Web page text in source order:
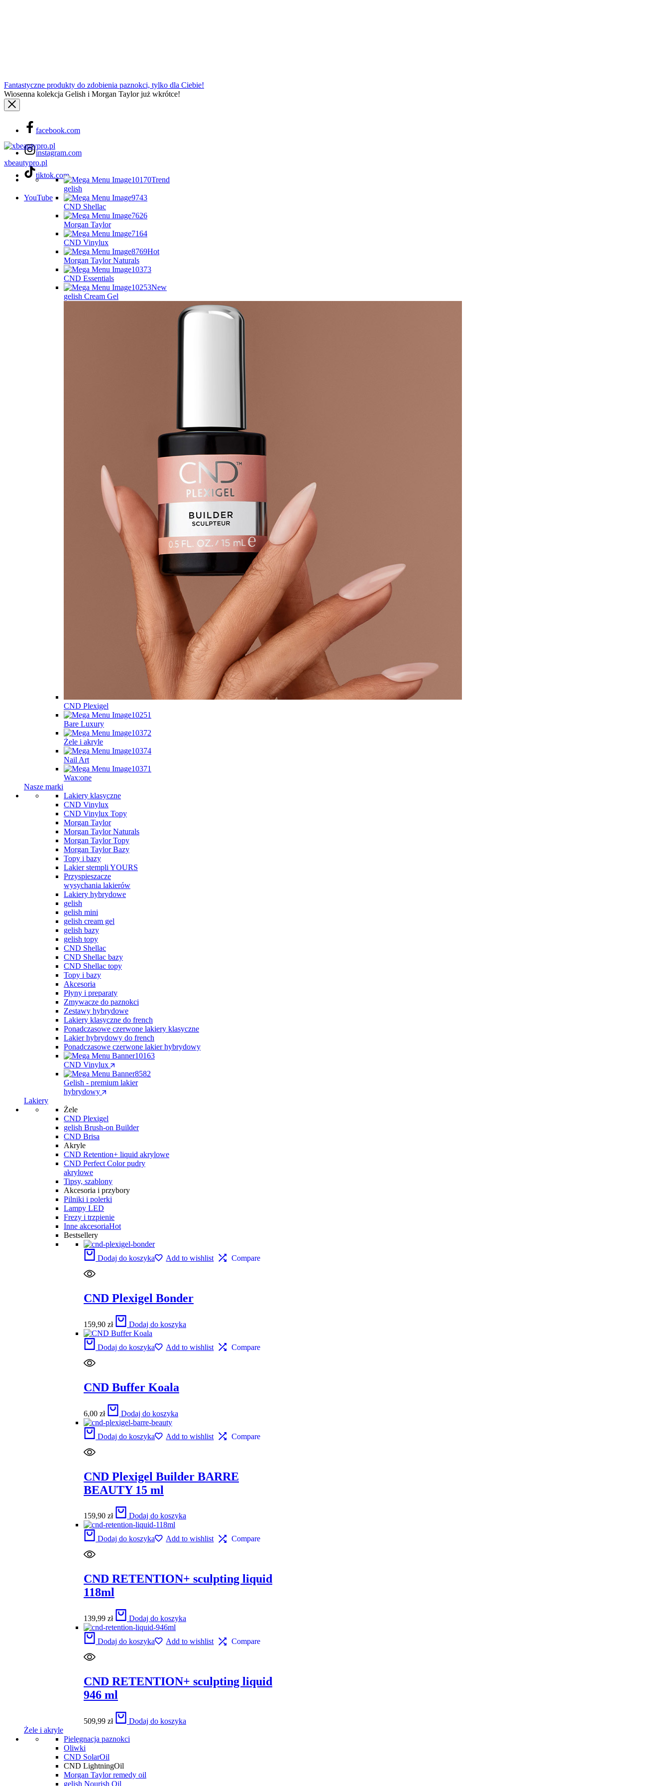
Fantastyczne produkty do zdobienia paznokci, tylko dla Ciebie!
Wiosenna kolekcja Gelish i Morgan Taylor już wkrótce!
facebook.com
instagram.com
tiktok.com
YouTube
xbeautypro.pl
Trend
gelish
CND Shellac
Morgan Taylor
CND Vinylux
Hot
Morgan Taylor Naturals
CND Essentials
New
gelish Cream Gel
CND Plexigel
Bare Luxury
Żele i akryle
Nail Art
Wax:one
Nasze marki
Lakiery klasyczne
CND Vinylux
CND Vinylux Topy
Morgan Taylor
Morgan Taylor Naturals
Morgan Taylor Topy
Morgan Taylor Bazy
Topy i bazy
Lakier stempli YOURS
Przyspieszacze
wysychania lakierów
Lakiery hybrydowe
gelish
gelish mini
gelish cream gel
gelish bazy
gelish topy
CND Shellac
CND Shellac bazy
CND Shellac topy
Topy i bazy
Akcesoria
Płyny i preparaty
Zmywacze do paznokci
Zestawy hybrydowe
Lakiery klasyczne do french
Ponadczasowe czerwone lakiery klasyczne
Lakier hybrydowy do french
Ponadczasowe czerwone lakier hybrydowy
CND Vinylux
Gelish - premium lakier
hybrydowy
Lakiery
Żele
CND Plexigel
gelish Brush-on Builder
CND Brisa
Akryle
CND Retention+ liquid akrylowe
CND Perfect Color pudry
akrylowe
Tipsy, szablony
Akcesoria i przybory
Pilniki i polerki
Lampy LED
Frezy i trzpienie
Inne akcesoriaHot
Bestsellery
Dodaj do koszyka Add to wishlist Compare
CND Plexigel Bonder
159,90 zł Dodaj do koszyka
Dodaj do koszyka Add to wishlist Compare
CND Buffer Koala
6,00 zł Dodaj do koszyka
Dodaj do koszyka Add to wishlist Compare
CND Plexigel Builder BARRE
BEAUTY 15 ml
159,90 zł Dodaj do koszyka
Dodaj do koszyka Add to wishlist Compare
CND RETENTION+ sculpting liquid
118ml
139,99 zł Dodaj do koszyka
Dodaj do koszyka Add to wishlist Compare
CND RETENTION+ sculpting liquid
946 ml
509,99 zł
Dodaj do koszyka
Żele i akryle
Pielęgnacja paznokci
Oliwki
CND SolarOil
CND LightningOil
Morgan Taylor remedy oil
gelish Nourish Oil